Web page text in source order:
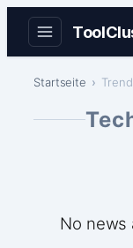
InhaltStartseite
No news